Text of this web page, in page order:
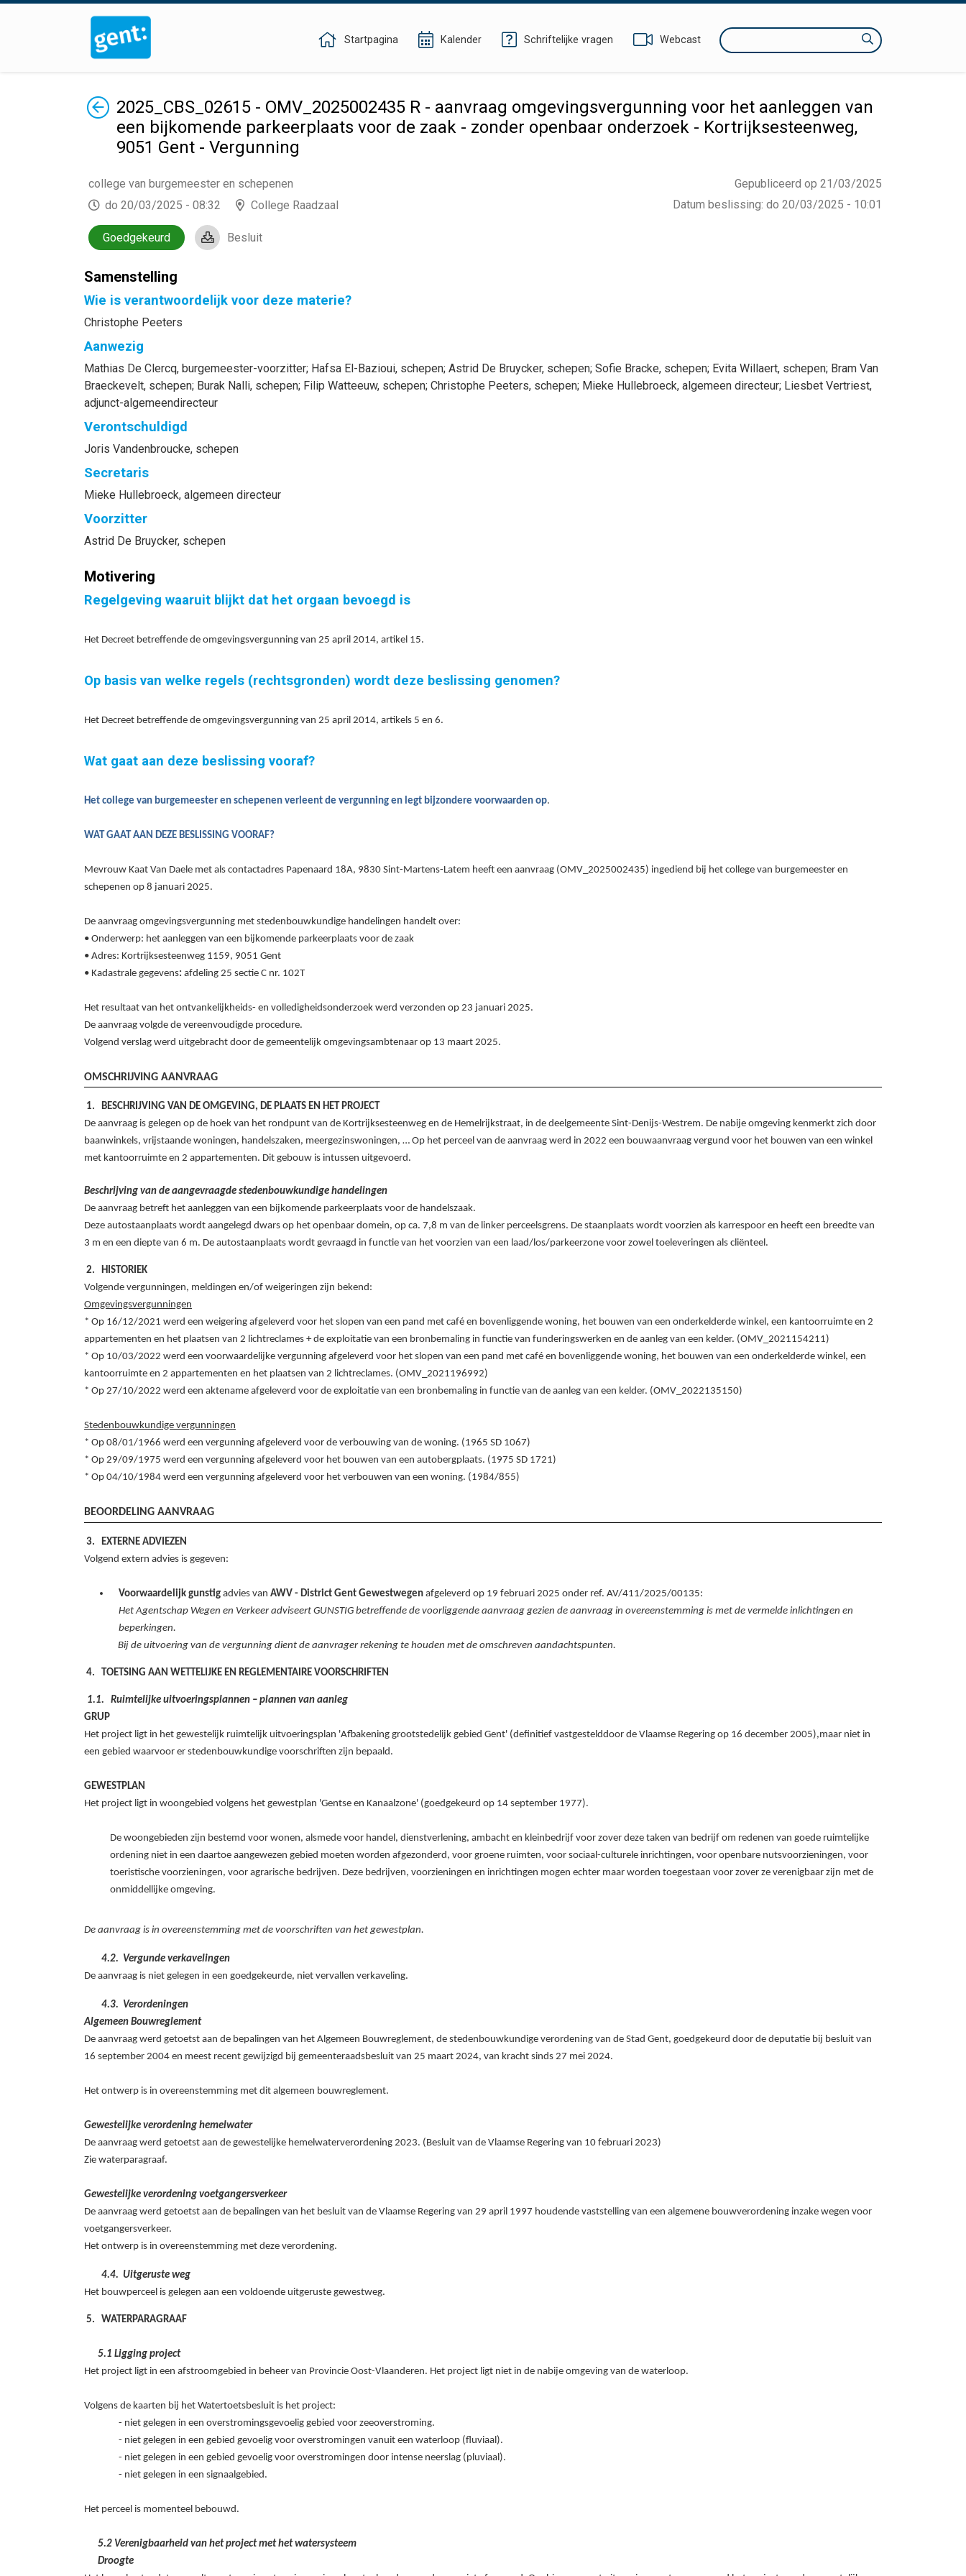
Startpagina Kalender Schriftelijke vragen Webcast Zoeken
Terug2025_CBS_02615 - OMV_2025002435 R - aanvraag omgevingsvergunning voor het aanleggen van
een bijkomende parkeerplaats voor de zaak - zonder openbaar onderzoek - Kortrijksesteenweg,
9051 Gent - Vergunning
Gepubliceerd op 21/03/2025
Datum beslissing: do 20/03/2025 - 10:01
college van burgemeester en schepenen
do 20/03/2025 - 08:32
College Raadzaal
Goedgekeurd Besluit
Samenstelling
Wie is verantwoordelijk voor deze materie?
Christophe Peeters
Aanwezig
Mathias De Clercq, burgemeester-voorzitter; Hafsa El-Bazioui, schepen; Astrid De Bruycker, schepen; Sofie Bracke, schepen; Evita Willaert, schepen; Bram Van
Braeckevelt, schepen; Burak Nalli, schepen; Filip Watteeuw, schepen; Christophe Peeters, schepen; Mieke Hullebroeck, algemeen directeur; Liesbet Vertriest,
adjunct-algemeendirecteur
Verontschuldigd
Joris Vandenbroucke, schepen
Secretaris
Mieke Hullebroeck, algemeen directeur
Voorzitter
Astrid De Bruycker, schepen
Motivering
Regelgeving waaruit blijkt dat het orgaan bevoegd is
Het Decreet betreffende de omgevingsvergunning van 25 april 2014, artikel 15.
Op basis van welke regels (rechtsgronden) wordt deze beslissing genomen?
Het Decreet betreffende de omgevingsvergunning van 25 april 2014, artikels 5 en 6.
Wat gaat aan deze beslissing vooraf?
Het college van burgemeester en schepenen verleent de vergunning en legt bijzondere voorwaarden op.
WAT GAAT AAN DEZE BESLISSING VOORAF?
Mevrouw Kaat Van Daele met als contactadres Papenaard 18A, 9830 Sint-Martens-Latem heeft een aanvraag (OMV_2025002435) ingediend bij het college van burgemeester en
schepenen op 8 januari 2025.
De aanvraag omgevingsvergunning met stedenbouwkundige handelingen handelt over:
• Onderwerp: het aanleggen van een bijkomende parkeerplaats voor de zaak
• Adres: Kortrijksesteenweg 1159, 9051 Gent
• Kadastrale gegevens: afdeling 25 sectie C nr. 102T
Het resultaat van het ontvankelijkheids- en volledigheidsonderzoek werd verzonden op 23 januari 2025.
De aanvraag volgde de vereenvoudigde procedure.
Volgend verslag werd uitgebracht door de gemeentelijk omgevingsambtenaar op 13 maart 2025.
OMSCHRIJVING AANVRAAG
BESCHRIJVING VAN DE OMGEVING, DE PLAATS EN HET PROJECT
De aanvraag is gelegen op de hoek van het rondpunt van de Kortrijksesteenweg en de Hemelrijkstraat, in de deelgemeente Sint-Denijs-Westrem. De nabije omgeving kenmerkt zich door
baanwinkels, vrijstaande woningen, handelszaken, meergezinswoningen, … Op het perceel van de aanvraag werd in 2022 een bouwaanvraag vergund voor het bouwen van een winkel
met kantoorruimte en 2 appartementen. Dit gebouw is intussen uitgevoerd.
Beschrijving van de aangevraagde stedenbouwkundige handelingen
De aanvraag betreft het aanleggen van een bijkomende parkeerplaats voor de handelszaak.
Deze autostaanplaats wordt aangelegd dwars op het openbaar domein, op ca. 7,8 m van de linker perceelsgrens. De staanplaats wordt voorzien als karrespoor en heeft een breedte van
3 m en een diepte van 6 m. De autostaanplaats wordt gevraagd in functie van het voorzien van een laad/los/parkeerzone voor zowel toeleveringen als cliënteel.
HISTORIEK
Volgende vergunningen, meldingen en/of weigeringen zijn bekend:
Omgevingsvergunningen
* Op 16/12/2021 werd een weigering afgeleverd voor het slopen van een pand met café en bovenliggende woning, het bouwen van een onderkelderde winkel, een kantoorruimte en 2
appartementen en het plaatsen van 2 lichtreclames + de exploitatie van een bronbemaling in functie van funderingswerken en de aanleg van een kelder. (OMV_2021154211)
* Op 10/03/2022 werd een voorwaardelijke vergunning afgeleverd voor het slopen van een pand met café en bovenliggende woning, het bouwen van een onderkelderde winkel, een
kantoorruimte en 2 appartementen en het plaatsen van 2 lichtreclames. (OMV_2021196992)
* Op 27/10/2022 werd een aktename afgeleverd voor de exploitatie van een bronbemaling in functie van de aanleg van een kelder. (OMV_2022135150)
Stedenbouwkundige vergunningen
* Op 08/01/1966 werd een vergunning afgeleverd voor de verbouwing van de woning. (1965 SD 1067)
* Op 29/09/1975 werd een vergunning afgeleverd voor het bouwen van een autobergplaats. (1975 SD 1721)
* Op 04/10/1984 werd een vergunning afgeleverd voor het verbouwen van een woning. (1984/855)
BEOORDELING AANVRAAG
EXTERNE ADVIEZEN
Volgend extern advies is gegeven:
Voorwaardelijk gunstigadvies van AWV - District Gent Gewestwegenafgeleverd op 19 februari 2025 onder ref. AV/411/2025/00135:
Het Agentschap Wegen en Verkeer adviseert GUNSTIG betreffende de voorliggende aanvraag gezien de aanvraag in overeenstemming is met de vermelde inlichtingen en
beperkingen.
Bij de uitvoering van de vergunning dient de aanvrager rekening te houden met de omschreven aandachtspunten.
TOETSING AAN WETTELIJKE EN REGLEMENTAIRE VOORSCHRIFTEN
Ruimtelijke uitvoeringsplannen – plannen van aanleg
GRUP
Het project ligt in het gewestelijk ruimtelijk uitvoeringsplan 'Afbakening grootstedelijk gebied Gent' (definitief vastgestelddoor de Vlaamse Regering op 16 december 2005),maar niet in
een gebied waarvoor er stedenbouwkundige voorschriften zijn bepaald.
GEWESTPLAN
Het project ligt in woongebied volgens het gewestplan 'Gentse en Kanaalzone' (goedgekeurd op 14 september 1977).
De woongebieden zijn bestemd voor wonen, alsmede voor handel, dienstverlening, ambacht en kleinbedrijf voor zover deze taken van bedrijf om redenen van goede ruimtelijke
ordening niet in een daartoe aangewezen gebied moeten worden afgezonderd, voor groene ruimten, voor sociaal-culturele inrichtingen, voor openbare nutsvoorzieningen, voor
toeristische voorzieningen, voor agrarische bedrijven. Deze bedrijven, voorzieningen en inrichtingen mogen echter maar worden toegestaan voor zover ze verenigbaar zijn met de
onmiddellijke omgeving.
De aanvraag is in overeenstemming met de voorschriften van het gewestplan.
4.2. Vergunde verkavelingen
De aanvraag is niet gelegen in een goedgekeurde, niet vervallen verkaveling.
4.3. Verordeningen
Algemeen Bouwreglement
De aanvraag werd getoetst aan de bepalingen van het Algemeen Bouwreglement, de stedenbouwkundige verordening van de Stad Gent, goedgekeurd door de deputatie bij besluit van
16 september 2004 en meest recent gewijzigd bij gemeenteraadsbesluit van 25 maart 2024, van kracht sinds 27 mei 2024.
Het ontwerp is in overeenstemming met dit algemeen bouwreglement.
Gewestelijke verordening hemelwater
De aanvraag werd getoetst aan de gewestelijke hemelwaterverordening 2023. (Besluit van de Vlaamse Regering van 10 februari 2023)
Zie waterparagraaf.
Gewestelijke verordening voetgangersverkeer
De aanvraag werd getoetst aan de bepalingen van het besluit van de Vlaamse Regering van 29 april 1997 houdende vaststelling van een algemene bouwverordening inzake wegen voor
voetgangersverkeer.
Het ontwerp is in overeenstemming met deze verordening.
4.4. Uitgeruste weg
Het bouwperceel is gelegen aan een voldoende uitgeruste gewestweg.
WATERPARAGRAAF
5.1 Ligging project
Het project ligt in een afstroomgebied in beheer van Provincie Oost-Vlaanderen. Het project ligt niet in de nabije omgeving van de waterloop.
Volgens de kaarten bij het Watertoetsbesluit is het project:
- niet gelegen in een overstromingsgevoelig gebied voor zeeoverstroming.
- niet gelegen in een gebied gevoelig voor overstromingen vanuit een waterloop (fluviaal).
- niet gelegen in een gebied gevoelig voor overstromingen door intense neerslag (pluviaal).
- niet gelegen in een signaalgebied.
Het perceel is momenteel bebouwd.
5.2 Verenigbaarheid van het project met het watersysteem
Droogte